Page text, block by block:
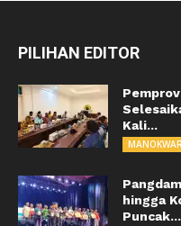
PILIHAN EDITOR
Kali...
hingga
Puncak...